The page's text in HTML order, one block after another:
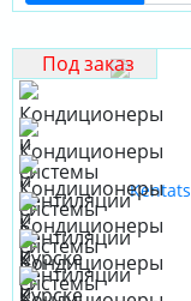
Под заказ